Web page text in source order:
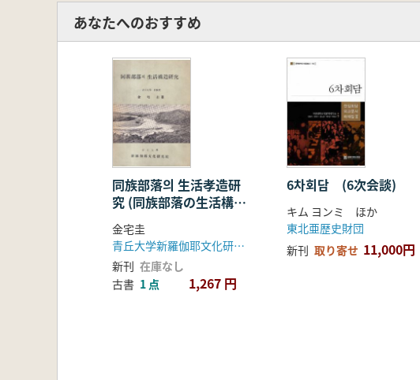
あなたへのおすすめ
同族部落의 生活孝造研
究 (同族部落の生活構造
研究)
金宅圭
青丘大学新羅伽耶文化研究所
新刊 在庫なし
古書 1 点 1,267 円
6차회담 (6次会談)
キム ヨンミ ほか
東北亜歴史財団
新刊 取り寄せ 11,000円